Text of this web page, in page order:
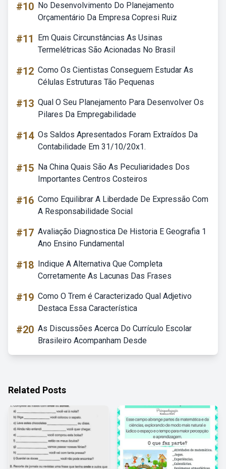
#10 No Desenvolvimento Do Planejamento
Orçamentário Da Empresa Copresi Ruiz
#11
Em Quais Circunstâncias As Usinas
Termelétricas São Acionadas No Brasil
#12 Como Os Cientistas Conseguem Estudar As
Células Estruturas Tão Pequenas
#13 Qual O Seu Planejamento Para Desenvolver Os
Pilares Da Empregabilidade
#14 Os Saldos Apresentados Foram Extraídos Da
Contabilidade Em 31/10/20x1.
#15 Na China Quais São As Peculiaridades Dos
Importantes Centros Costeiros
#16 Como Equilibrar A Liberdade De Expressão Com
A Responsabilidade Social
#17 Avaliação Diagnostica De Historia E Geografia 1
Ano Ensino Fundamental
#18 Indique A Alternativa Que Completa
Corretamente As Lacunas Das Frases
#19 Como O Trem é Caracterizado Qual Adjetivo
Destaca Essa Característica
#20 As Discussões Acerca Do Currículo Escolar
Brasileiro Acompanham Desde
Related Posts